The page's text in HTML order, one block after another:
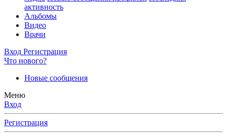
активность
Альбомы
Видео
Врачи
Вход Регистрация
Что нового?
Новые сообщения
Меню
Вход
Регистрация